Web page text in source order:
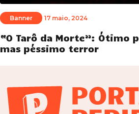
Banner 17 maio, 2024
“O Tarô da Morte”: Ótimo
mas péssimo terror